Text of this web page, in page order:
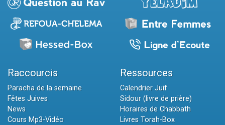
Raccourcis
Paracha de la semaine
Fêtes Juives
News
Cours Mp3-Vidéo
Ressources
Calendrier Juif
Sidour (livre de prière)
Horaires de Chabbath
Livres Torah-Box